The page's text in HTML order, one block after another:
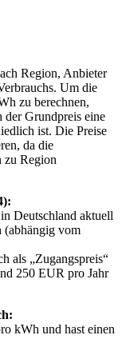
Region, Anbieter
Um die
zu berechnen,
der Grundpreis eine
ist. Die Preise
da die
zu Region
Deutschland aktuell
(abhängig vom
als „Zugangspreis“
250 EUR pro Jahr
kWh und hast einen